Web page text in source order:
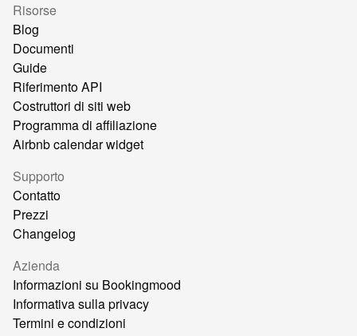
Risorse
Blog
Documenti
Guide
Riferimento API
Costruttori di siti web
Programma di affiliazione
Airbnb calendar widget
Supporto
Contatto
Prezzi
Changelog
Azienda
Informazioni su Bookingmood
Informativa sulla privacy
Termini e condizioni